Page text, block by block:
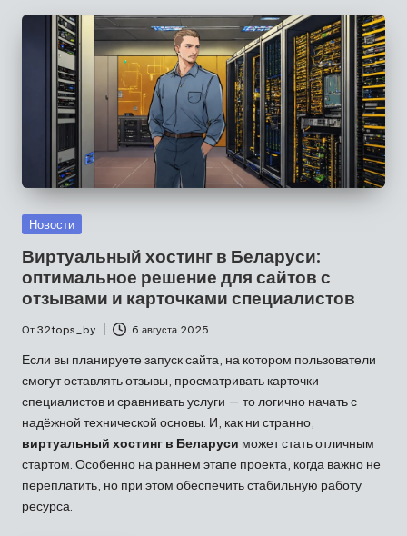
Опубликовано
Новости
Виртуальный хостинг в Беларуси:
оптимальное решение для сайтов с
отзывами и карточками специалистов
Запись
от
От 32tops_by 6 августа 2025
Если вы планируете запуск сайта, на котором пользователи
смогут оставлять отзывы, просматривать карточки
специалистов и сравнивать услуги — то логично начать с
надёжной технической основы. И, как ни странно,
виртуальный хостинг в Беларуси может стать отличным
стартом. Особенно на раннем этапе проекта, когда важно не
переплатить, но при этом обеспечить стабильную работу
ресурса.